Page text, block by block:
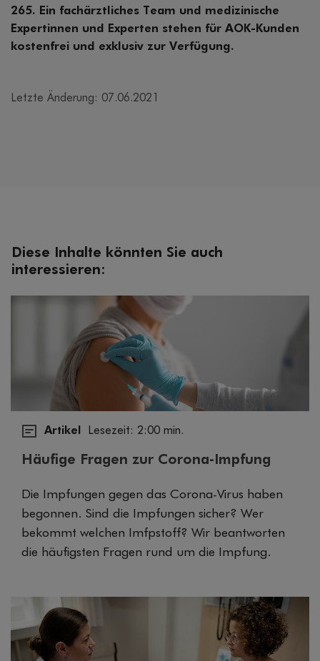
265. Ein fachärztliches Team und medizinische
Expertinnen und Experten stehen für AOK-Kunden
kostenfrei und exklusiv zur Verfügung.
Letzte Änderung: 07.06.2021
Diese Inhalte könnten Sie auch
interessieren:
Artikel Lesezeit: 2:00 min.
Häufige Fragen zur Corona-Impfung
Die Impfungen gegen das Corona-Virus haben
begonnen. Sind die Impfungen sicher? Wer
bekommt welchen Imfpstoff? Wir beantworten
die häufigsten Fragen rund um die Impfung.